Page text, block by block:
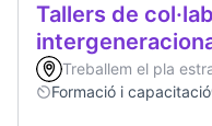
Tallers de
Treballem el pla
Formació i capacitació